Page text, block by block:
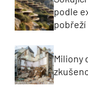
podle
pobřeží
Miliony